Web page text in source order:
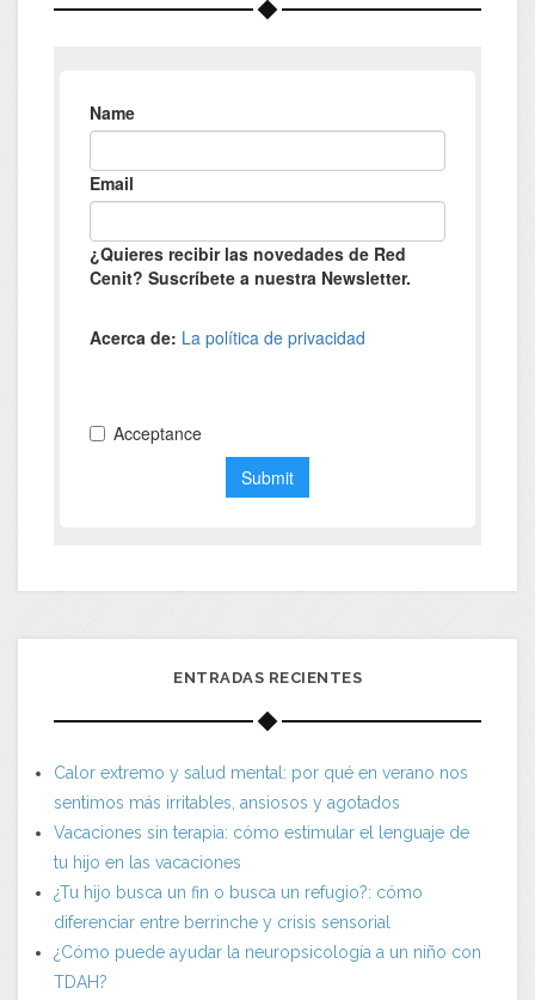
ENTRADAS RECIENTES
Calor extremo y salud mental: por qué en verano nos
sentimos más irritables, ansiosos y agotados
Vacaciones sin terapia: cómo estimular el lenguaje de
tu hijo en las vacaciones
¿Tu hijo busca un fin o busca un refugio?: cómo
diferenciar entre berrinche y crisis sensorial
¿Cómo puede ayudar la neuropsicología a un niño con
TDAH?